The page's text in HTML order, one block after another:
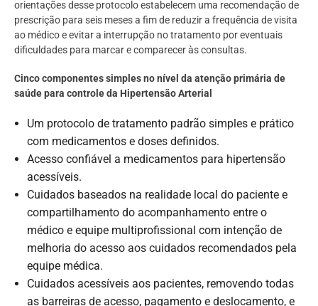
orientações desse protocolo estabelecem uma recomendação de
prescrição para seis meses a fim de reduzir a frequência de visita
ao médico e evitar a interrupção no tratamento por eventuais
dificuldades para marcar e comparecer às consultas.
Cinco componentes simples no nível da atenção primária de
saúde para controle da Hipertensão Arterial
Um protocolo de tratamento padrão simples e prático
com medicamentos e doses definidos.
Acesso confiável a medicamentos para hipertensão
acessíveis.
Cuidados baseados na realidade local do paciente e
compartilhamento do acompanhamento entre o
médico e equipe multiprofissional com intenção de
melhoria do acesso aos cuidados recomendados pela
equipe médica.
Cuidados acessíveis aos pacientes, removendo todas
as barreiras de acesso, pagamento e deslocamento, e